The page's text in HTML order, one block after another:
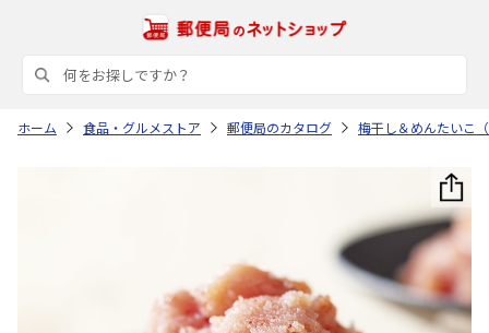
ホーム 食品・グルメストア 郵便局のカタログ 梅干し＆めんたいこ